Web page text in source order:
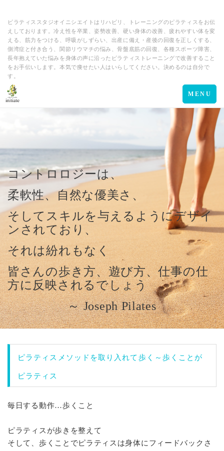
ピラティススタジオイニシエイトはリハビリ、トレーニングのピラティスをお伝
えしております。冷え性を卒業、姿勢改善、硬い身体の改善、疲れやすい体を変
える、筋力をつける、呼吸がしずらい、出産に備え・産後の回復を正しくする、
側湾症と付き合う、関節リウマチの悩み、骨盤底筋の回復、各種スポーツ障害、
長年抱えていた悩みを身体の声に沿ったピラティストレーニングで改善すること
をお手伝いします。本気で痩せたい人はいらしてください。決めるのは自分で
す。
Toggle
navigation
MENU
コントロロジーは、
柔軟性、自然な優美さ、
そしてスキルを与えるようにデザイ
ンされており、
それは紛れもなく
皆さんの歩き方、遊び方、仕事の仕
方に反映されるでしょう
～ Joseph Pilates
ピラティスメソッドを取り入れて歩く～歩くことが
ピラティス
毎日する動作…歩くこと
ピラティスが歩きを整えて
そして、歩くことでピラティスは身体にフィードバックさ